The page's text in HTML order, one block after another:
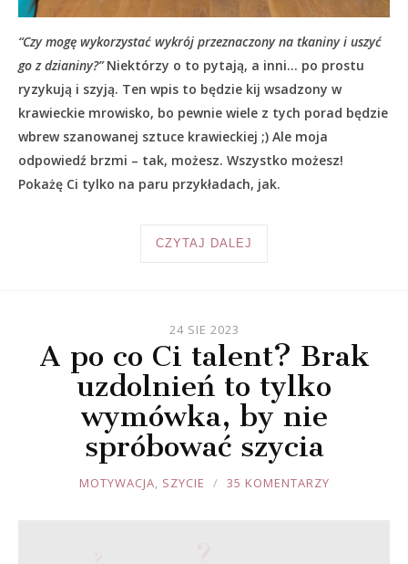
“Czy mogę wykorzystać wykrój przeznaczony na tkaniny i uszyć
go z dzianiny?”Niektórzy o to pytają, a inni… po prostu
ryzykują i szyją. Ten wpis to będzie kij wsadzony w
krawieckie mrowisko, bo pewnie wiele z tych porad będzie
wbrew szanowanej sztuce krawieckiej ;) Ale moja
odpowiedź brzmi – tak, możesz. Wszystko możesz!
Pokażę Ci tylko na paru przykładach, jak.
CZYTAJ DALEJ
24 SIE 2023
A po co Ci talent? Brak
uzdolnień to tylko
wymówka, by nie
spróbować szycia
JOULE
MOTYWACJA, SZYCIE 35 KOMENTARZY